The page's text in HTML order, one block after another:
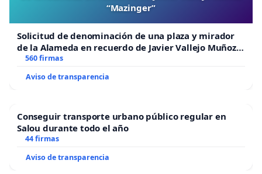
“Mazinger”
Solicitud de denominación de una plaza y mirador
de la Alameda en recuerdo de Javier Vallejo Muñoz
“Mazinger”
560 firmas
Aviso de transparencia
Conseguir transporte urbano público regular en
Salou durante todo el año
44 firmas
Aviso de transparencia